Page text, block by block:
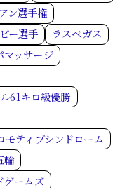
ン選手権
ー選手
ラスベガス
マッサージ
61キロ級優勝
モティブシンドローム
輪
ゲームズ